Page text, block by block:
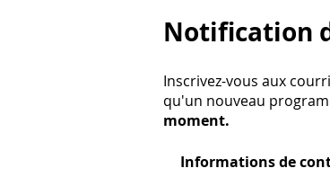
Notification
Inscrivez-vous aux
qu'un nouveau
moment.
Informations de